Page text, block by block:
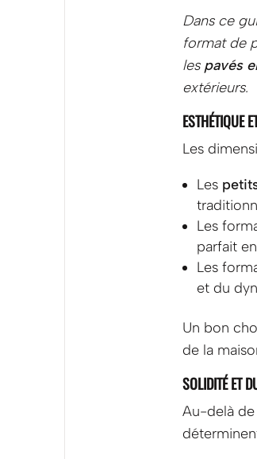
Dans ce
format de
les pavés
extérieurs.
ESTHÉTIQUE
Les
Les
Les
parfait
Les
et du
Un bon
de la
SOLIDITÉ ET
Au-delà de